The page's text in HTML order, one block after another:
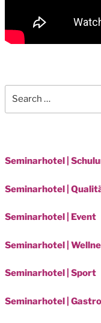
Seminarhotel |
Seminarhotel |
Seminarhotel | Event
Seminarhotel |
Seminarhotel | Sport
Seminarhotel |